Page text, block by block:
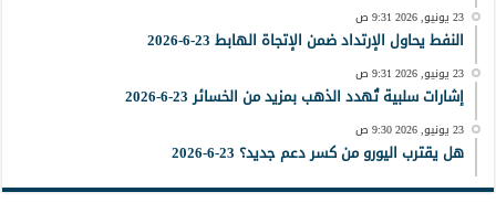
23 يونيو, 2026 9:31 ص
النفط يحاول الإرتداد ضمن الإتجاة الهابط 23-6-2026
23 يونيو, 2026 9:31 ص
إشارات سلبية تُهدد الذهب بمزيد من الخسائر 23-6-2026
23 يونيو, 2026 9:30 ص
هل يقترب اليورو من كسر دعم جديد؟ 23-6-2026